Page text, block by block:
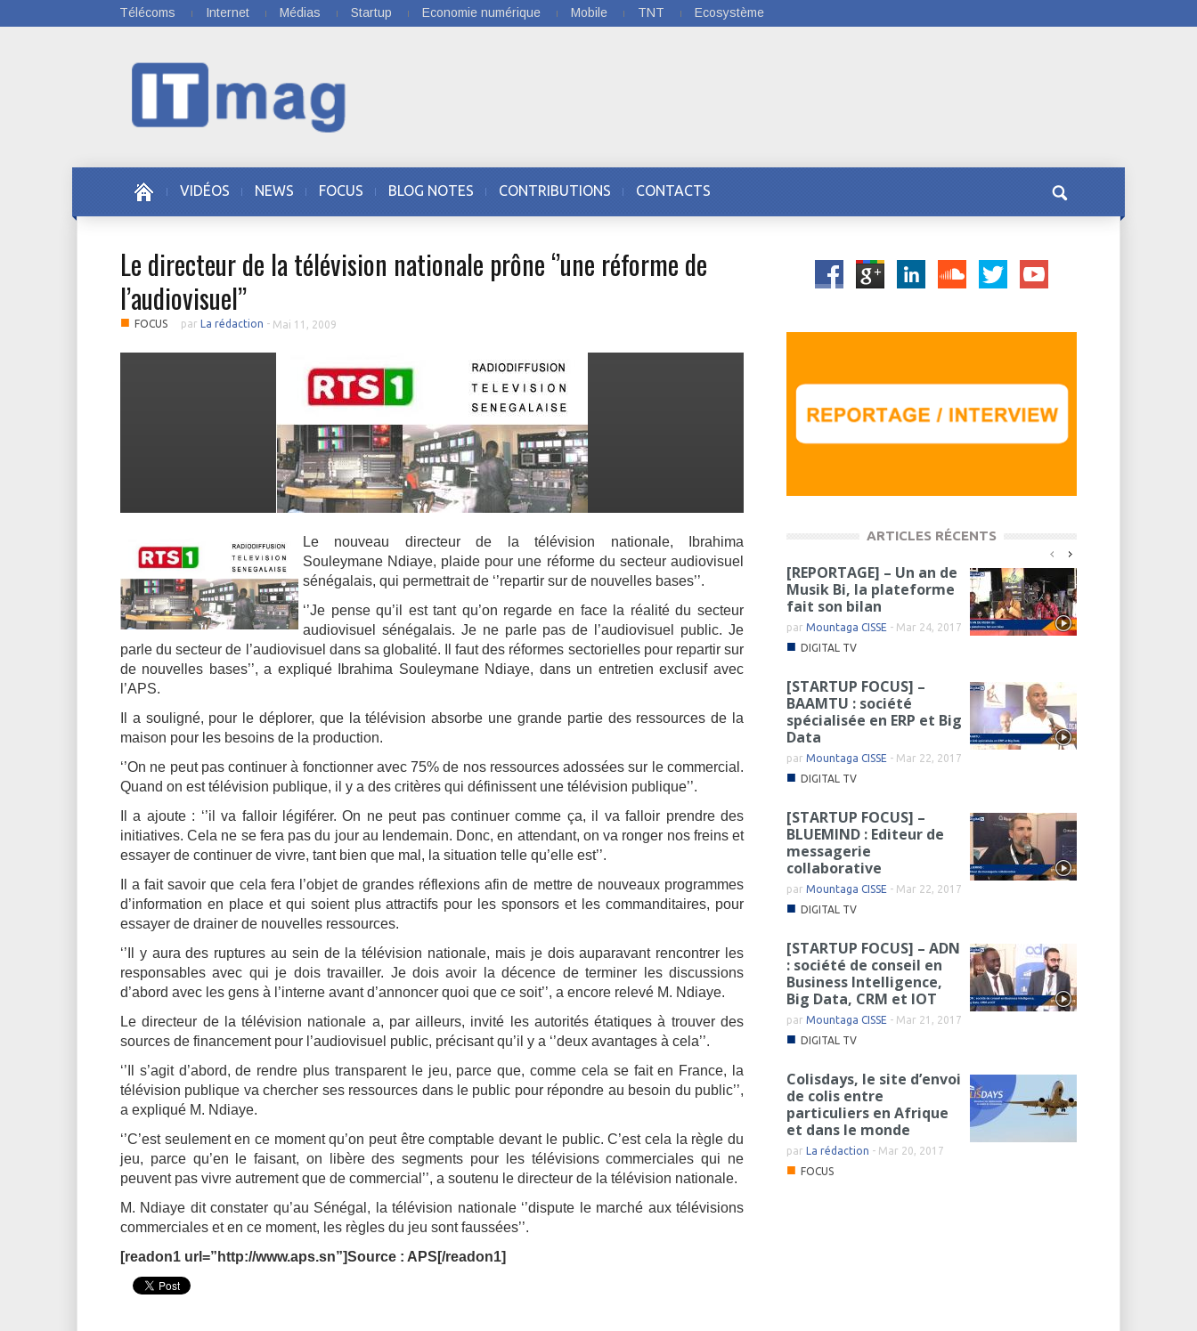
Télécoms Internet Médias Startup Economie numérique Mobile TNT Ecosystème
VIDÉOS NEWS FOCUS BLOG NOTES CONTRIBUTIONS CONTACTS
Le directeur de la télévision nationale prône ‘’une réforme de
l’audiovisuel’’
■ FOCUS par La rédaction - Mai 11, 2009
Le nouveau directeur de la télévision nationale, Ibrahima
Souleymane Ndiaye, plaide pour une réforme du secteur audiovisuel
sénégalais, qui permettrait de ‘’repartir sur de nouvelles bases’’.
‘’Je pense qu’il est tant qu’on regarde en face la réalité du secteur
audiovisuel sénégalais. Je ne parle pas de l’audiovisuel public. Je
parle du secteur de l’audiovisuel dans sa globalité. Il faut des réformes sectorielles pour repartir sur
de nouvelles bases’’, a expliqué Ibrahima Souleymane Ndiaye, dans un entretien exclusif avec
l’APS.
Il a souligné, pour le déplorer, que la télévision absorbe une grande partie des ressources de la
maison pour les besoins de la production.
‘’On ne peut pas continuer à fonctionner avec 75% de nos ressources adossées sur le commercial.
Quand on est télévision publique, il y a des critères qui définissent une télévision publique’’.
Il a ajoute : ‘’il va falloir légiférer. On ne peut pas continuer comme ça, il va falloir prendre des
initiatives. Cela ne se fera pas du jour au lendemain. Donc, en attendant, on va ronger nos freins et
essayer de continuer de vivre, tant bien que mal, la situation telle qu’elle est’’.
Il a fait savoir que cela fera l’objet de grandes réflexions afin de mettre de nouveaux programmes
d’information en place et qui soient plus attractifs pour les sponsors et les commanditaires, pour
essayer de drainer de nouvelles ressources.
‘’Il y aura des ruptures au sein de la télévision nationale, mais je dois auparavant rencontrer les
responsables avec qui je dois travailler. Je dois avoir la décence de terminer les discussions
d’abord avec les gens à l’interne avant d’annoncer quoi que ce soit’’, a encore relevé M. Ndiaye.
Le directeur de la télévision nationale a, par ailleurs, invité les autorités étatiques à trouver des
sources de financement pour l’audiovisuel public, précisant qu’il y a ‘’deux avantages à cela’’.
‘’Il s’agit d’abord, de rendre plus transparent le jeu, parce que, comme cela se fait en France, la
télévision publique va chercher ses ressources dans le public pour répondre au besoin du public’’,
a expliqué M. Ndiaye.
‘’C’est seulement en ce moment qu’on peut être comptable devant le public. C’est cela la règle du
jeu, parce qu’en le faisant, on libère des segments pour les télévisions commerciales qui ne
peuvent pas vivre autrement que de commercial’’, a soutenu le directeur de la télévision nationale.
M. Ndiaye dit constater qu’au Sénégal, la télévision nationale ‘’dispute le marché aux télévisions
commerciales et en ce moment, les règles du jeu sont faussées’’.
[readon1 url=”http://www.aps.sn”]Source : APS[/readon1]
ARTICLES RÉCENTS
[REPORTAGE] – Un an de
Musik Bi, la plateforme
fait son bilan
parMountaga CISSE - Mar 24, 2017
■ DIGITAL TV
[STARTUP FOCUS] –
BAAMTU : société
spécialisée en ERP et Big
Data
parMountaga CISSE - Mar 22, 2017
■ DIGITAL TV
[STARTUP FOCUS] –
BLUEMIND : Editeur de
messagerie
collaborative
parMountaga CISSE - Mar 22, 2017
■ DIGITAL TV
[STARTUP FOCUS] – ADN
: société de conseil en
Business Intelligence,
Big Data, CRM et IOT
parMountaga CISSE - Mar 21, 2017
■ DIGITAL TV
Colisdays, le site d’envoi
de colis entre
particuliers en Afrique
et dans le monde
parLa rédaction - Mar 20, 2017
■ FOCUS